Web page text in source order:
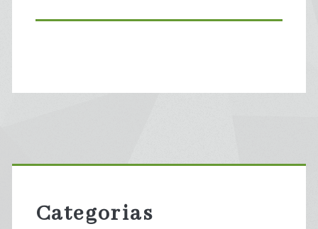
Primary
Sidebar
Categorias